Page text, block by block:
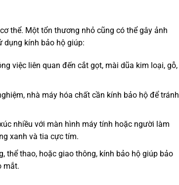
thể. Một tổn thương nhỏ cũng có thể gây ảnh
dụng kính bảo hộ giúp:
việc liên quan đến cắt gọt, mài dũa kim loại, gỗ,
nhà máy hóa chất cần kính bảo hộ để tránh
nhiều với màn hình máy tính hoặc người làm
xanh và tia cực tím.
thể thao, hoặc giao thông, kính bảo hộ giúp bảo
mắt.